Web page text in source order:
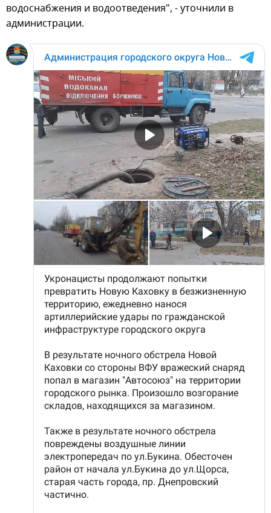
водоснабжения и водоотведения", - уточнили в
администрации.